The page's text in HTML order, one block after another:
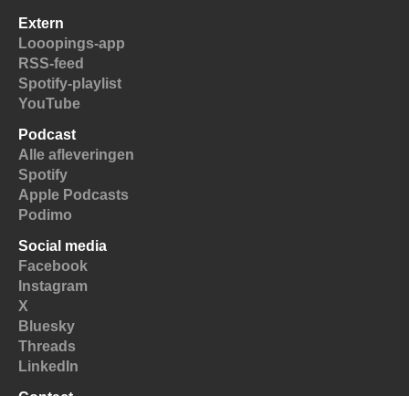
Extern
Looopings-app
RSS-feed
Spotify-playlist
YouTube
Podcast
Alle afleveringen
Spotify
Apple Podcasts
Podimo
Social media
Facebook
Instagram
X
Bluesky
Threads
LinkedIn